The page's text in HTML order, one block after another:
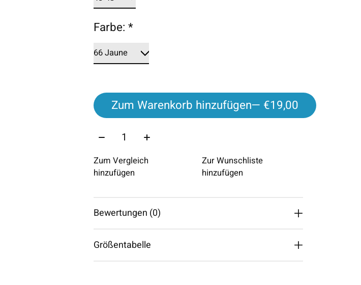
Farbe:*
Zum Warenkorb hinzufügen
— €19,00
Menge:
Zum Vergleich
hinzufügen
Zur Wunschliste
hinzufügen
Bewertungen (0)
Größentabelle